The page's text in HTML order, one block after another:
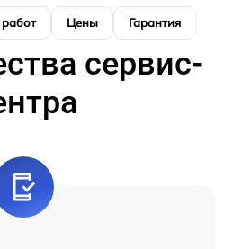
Цены Гарантия
сервис-